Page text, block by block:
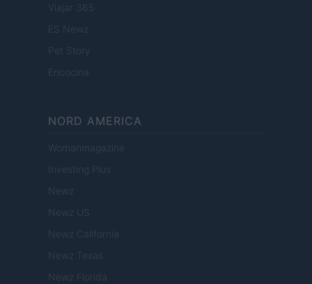
Viajar 365
ES Newz
Pet Story
Encocina
NORD AMERICA
Womanmagazine
Investing Plus
Newz
Newz US
Newz California
Newz Texas
Newz Florida